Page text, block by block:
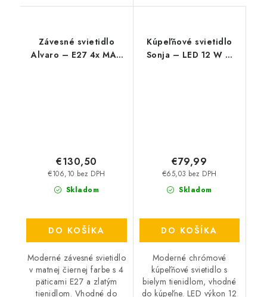
Závesné svietidlo
Alvaro – E27 4x MAX
Skladom
€106,10 bez DPH
€130,50
DO KOŠÍKA
Moderné závesné svietidlo
v matnej čiernej farbe s 4
päticami E27 a zlatým
tienidlom. Vhodné do
Kúpeľňové svietidlo
Sonja – LED 12 W –
Skladom
€65,03 bez DPH
€79,99
DO KOŠÍKA
Moderné chrómové
kúpeľňové svietidlo s
bielym tienidlom, vhodné
do kúpeľne. LED výkon 12